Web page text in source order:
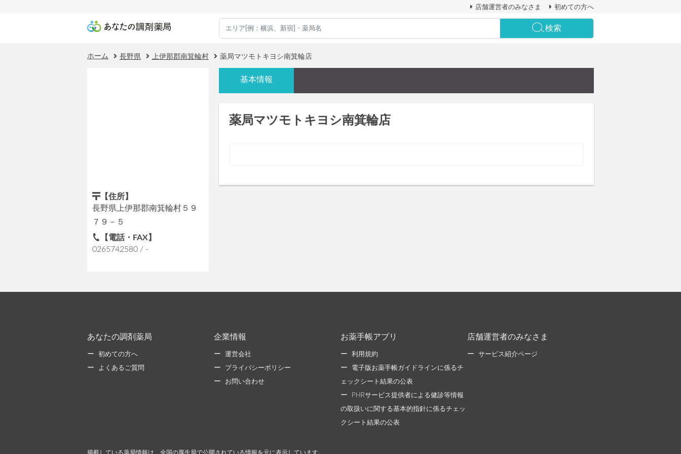
店舗運営者のみなさま 初めての方へ
検索
ホーム 長野県 上伊那郡南箕輪村 薬局マツモトキヨシ南箕輪店
【住所】
長野県上伊那郡南箕輪村５９
７９－５
【電話・FAX】
0265742580 / -
基本情報
薬局マツモトキヨシ南箕輪店
あなたの調剤薬局
初めての方へ
よくあるご質問
企業情報
運営会社
プライバシーポリシー
お問い合わせ
お薬手帳アプリ
利用規約
電子版お薬手帳ガイドラインに係るチ
ェックシート結果の公表
PHRサービス提供者による健診等情報
の取扱いに関する基本的指針に係るチェッ
クシート結果の公表
店舗運営者のみなさま
サービス紹介ページ
掲載している薬局情報は、全国の厚生局で公開されている情報を元に表示しています。